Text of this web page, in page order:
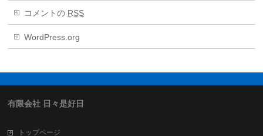
コメントの RSS
WordPress.org
有限会社 日々是好日
トップページ